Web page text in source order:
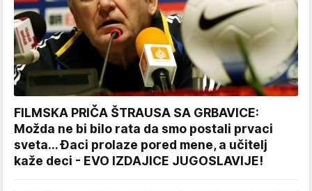
FILMSKA PRIČA ŠTRAUSA SA GRBAVICE:
Možda ne bi bilo rata da smo postali prvaci
sveta... Đaci prolaze pored mene, a učitelj
kaže deci - EVO IZDAJICE JUGOSLAVIJE!